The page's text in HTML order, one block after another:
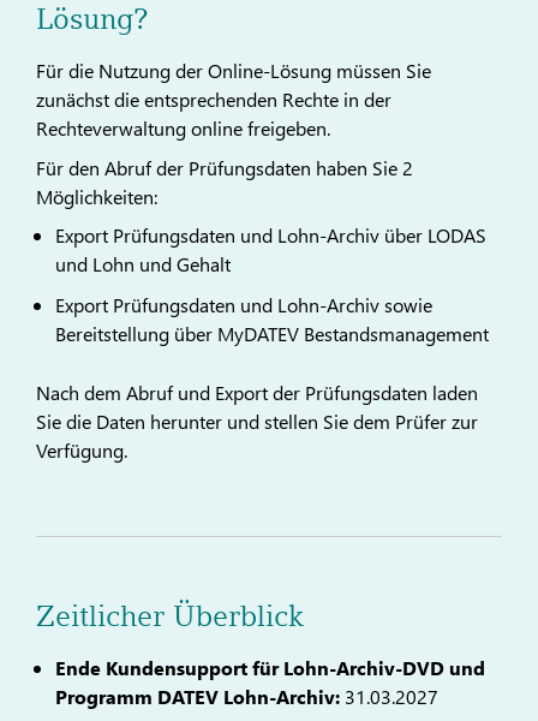
Lösung?
Für die Nutzung der Online-Lösung müssen Sie
zunächst die entsprechenden Rechte in der
Rechteverwaltung online freigeben.
Für den Abruf der Prüfungsdaten haben Sie 2
Möglichkeiten:
Export Prüfungsdaten und Lohn-Archiv über LODAS
und Lohn und Gehalt
Export Prüfungsdaten und Lohn-Archiv sowie
Bereitstellung über MyDATEV Bestandsmanagement
Nach dem Abruf und Export der Prüfungsdaten laden
Sie die Daten herunter und stellen Sie dem Prüfer zur
Verfügung.
Zeitlicher Überblick
Ende Kundensupport für Lohn-Archiv-DVD und
Programm DATEV Lohn-Archiv: 31.03.2027